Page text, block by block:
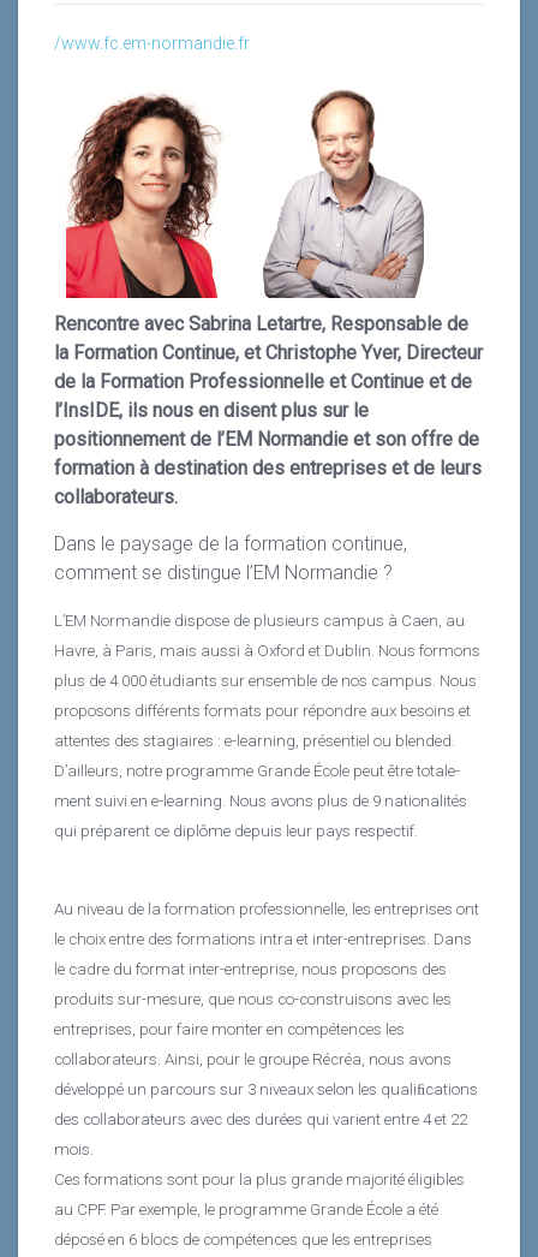
utilisée : micro, macro et stratégique. Pour une réelle
début vers l’intégration de solutions alliant et
synchronisant ces trois niveaux.
Lire la suite
Lire la suite
organisations. Grâce à une méthode de renforcement
des compétences particulièrement étudiée et un suivi
depuis la naissance de l’organisme, les apprenants
capitalisent sur leurs acquis à long terme.
Lire la suite
/www.fc.em-normandie.fr
Rencontre avec Sabrina Letartre, Responsable de
la Formation Continue, et Christophe Yver, Directeur
de la Formation Professionnelle et Continue et de
l’InsIDE, ils nous en disent plus sur le
positionnement de l’EM Normandie et son offre de
formation à destination des entreprises et de leurs
collaborateurs.
Dans le paysage de la formation continue,
comment se distingue l’EM Normandie ?
L’EM Normandie dispose de plusieurs campus à Caen, au
Havre, à Paris, mais aussi à Oxford et Dublin. Nous formons
plus de 4 000 étudiants sur ensemble de nos campus. Nous
proposons différents formats pour répondre aux besoins et
attentes des stagiaires : e-learning, présentiel ou blended.
D’ailleurs, notre programme Grande École peut être totale-
ment suivi en e-learning. Nous avons plus de 9 nationalités
qui préparent ce diplôme depuis leur pays respectif.
Au niveau de la formation professionnelle, les entreprises ont
le choix entre des formations intra et inter-entreprises. Dans
le cadre du format inter-entreprise, nous proposons des
produits sur-mesure, que nous co-construisons avec les
entreprises, pour faire monter en compétences les
collaborateurs. Ainsi, pour le groupe Récréa, nous avons
développé un parcours sur 3 niveaux selon les qualiﬁcations
des collaborateurs avec des durées qui varient entre 4 et 22
mois.
Ces formations sont pour la plus grande majorité éligibles
au CPF. Par exemple, le programme Grande École a été
déposé en 6 blocs de compétences que les entreprises